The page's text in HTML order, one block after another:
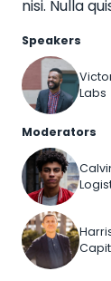
nisi. Nulla
Speakers
Labs
Moderators